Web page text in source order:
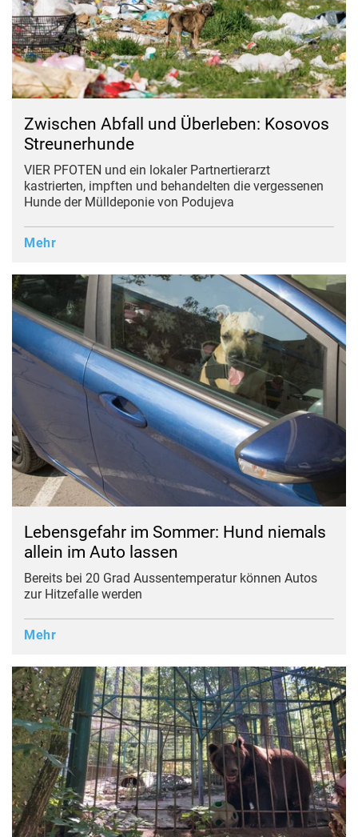
Zwischen Abfall und Überleben: Kosovos
Streunerhunde
VIER PFOTEN und ein lokaler Partnertierarzt
kastrierten, impften und behandelten die vergessenen
Hunde der Mülldeponie von Podujeva
Mehr
Lebensgefahr im Sommer: Hund niemals
allein im Auto lassen
Bereits bei 20 Grad Aussentemperatur können Autos
zur Hitzefalle werden
Mehr